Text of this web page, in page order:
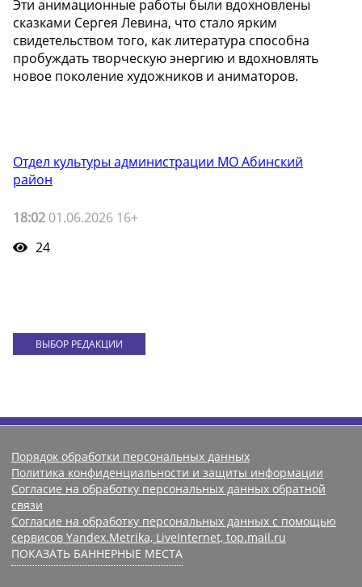
Эти анимационные работы были вдохновлены
сказками Сергея Левина, что стало ярким
свидетельством того, как литература способна
пробуждать творческую энергию и вдохновлять
новое поколение художников и аниматоров.
Отдел культуры администрации МО Абинский
район
18:02 01.06.2026 16+
24
ВЫБОР РЕДАКЦИИ
Порядок обработки персональных данных
Политика конфиденциальности и защиты информации
Согласие на обработку персональных данных обратной
связи
Согласие на обработку персональных данных с помощью
сервисов Yandex.Metrika, LiveInternet, top.mail.ru
ПОКАЗАТЬ БАННЕРНЫЕ МЕСТА